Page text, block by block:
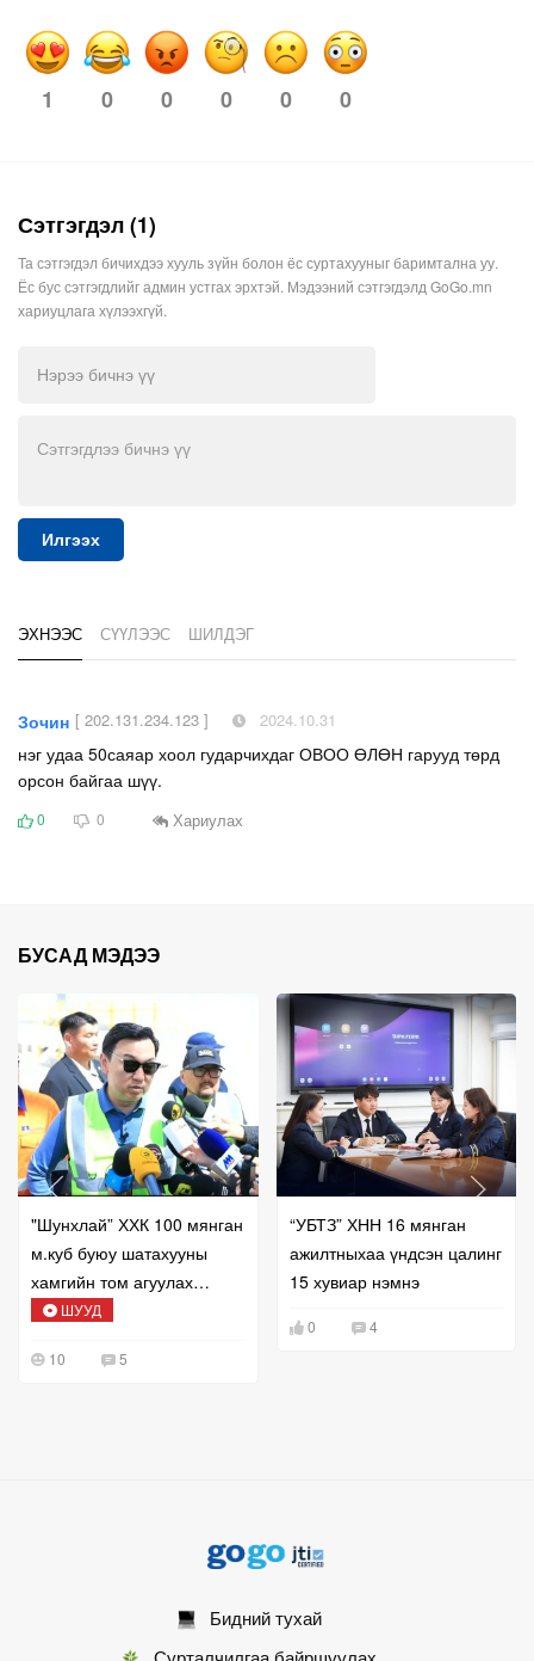
1 0 0 0 0 0
Сэтгэгдэл (1)
Та сэтгэгдэл бичихдээ хууль зүйн болон ёс суртахууныг баримтална уу.
Ёс бус сэтгэгдлийг админ устгах эрхтэй. Мэдээний сэтгэгдэлд GoGo.mn
хариуцлага хүлээхгүй.
Илгээх
ЭХНЭЭС СҮҮЛЭЭС ШИЛДЭГ
Зочин [ 202.131.234.123 ] 2024.10.31
нэг удаа 50саяар хоол гударчихдаг ОВОО ӨЛӨН гарууд төрд
орсон байгаа шүү.
0 0 Хариулах
БУСАД МЭДЭЭ
"Шунхлай” ХХК 100 мянган
м.куб буюу шатахууны
хамгийн том агуулах
барьж байна
ШУУД
10 5
“УБТЗ” ХНН 16 мянган
ажилтныхаа үндсэн цалинг
15 хувиар нэмнэ
0 4
Бидний тухай